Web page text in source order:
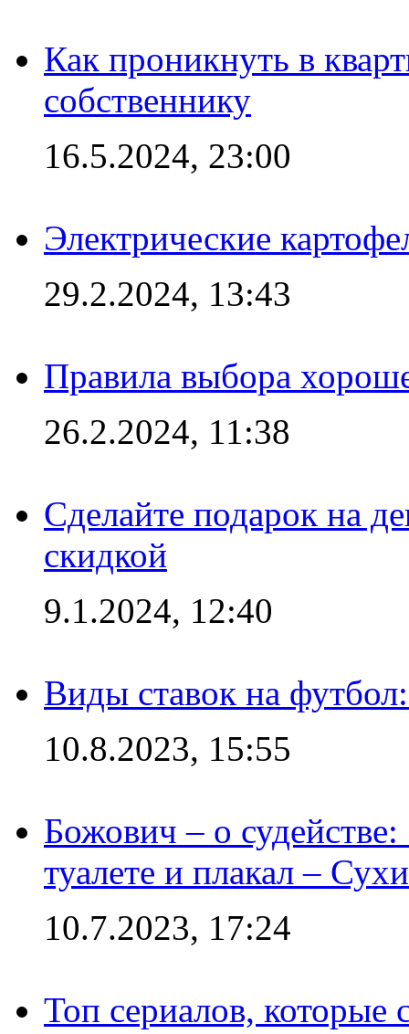
Как проникнуть в
собственнику
16.5.2024, 23:00
Электрические
29.2.2024, 13:43
Правила выбора
26.2.2024, 11:38
Сделайте подарок на
скидкой
9.1.2024, 12:40
Виды ставок на
10.8.2023, 15:55
Божович – о
туалете и плакал –
10.7.2023, 17:24
Топ сериалов, которые